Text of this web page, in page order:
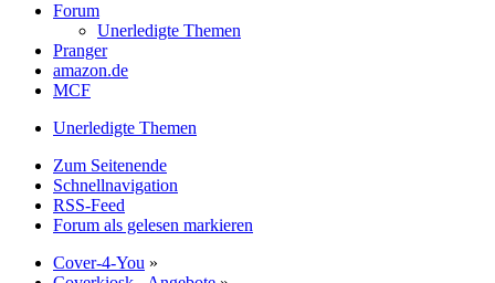
Forum
Unerledigte Themen
Pranger
amazon.de
MCF
Unerledigte Themen
Zum Seitenende
Schnellnavigation
RSS-Feed
Forum als gelesen markieren
Cover-4-You »